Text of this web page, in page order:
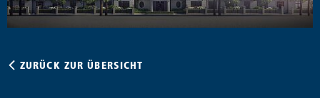
ZURÜCK ZUR ÜBERSICHT